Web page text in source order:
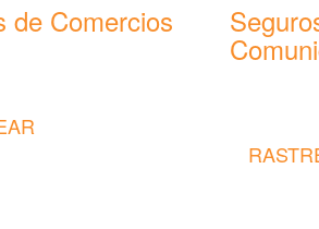
de Comercios